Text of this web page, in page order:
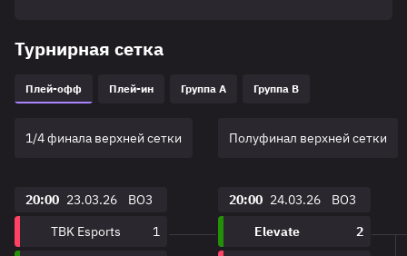
Турнирная сетка
Плей-офф Плей-ин Группа A Группа B
1/4 финала верхней сетки
20:00 23.03.26
BO3
TBK Esports
1
Полуфинал верхней сетки
20:00 24.03.26
BO3
Elevate
2